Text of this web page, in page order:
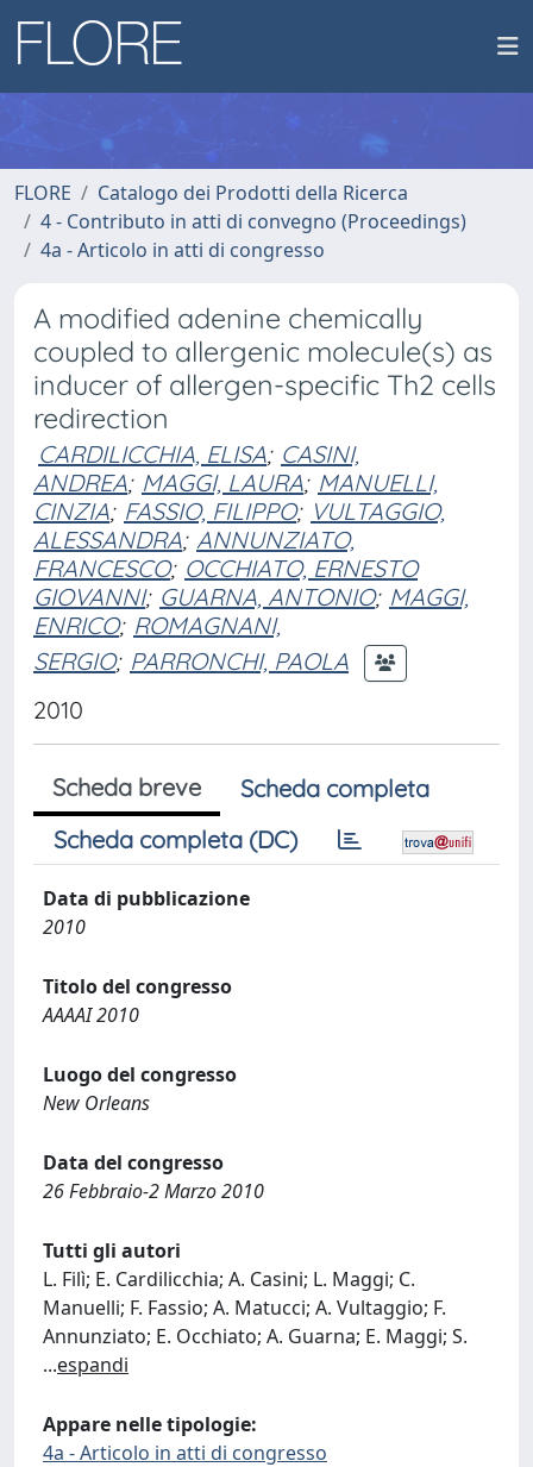
FLORE
Catalogo dei Prodotti della Ricerca
4 - Contributo in atti di convegno (Proceedings)
4a - Articolo in atti di congresso
A modified adenine chemically
coupled to allergenic molecule(s) as
inducer of allergen-specific Th2 cells
redirection
CARDILICCHIA, ELISA; CASINI,
ANDREA; MAGGI, LAURA; MANUELLI,
CINZIA; FASSIO, FILIPPO; VULTAGGIO,
ALESSANDRA; ANNUNZIATO,
FRANCESCO; OCCHIATO, ERNESTO
GIOVANNI; GUARNA, ANTONIO; MAGGI,
ENRICO; ROMAGNANI,
SERGIO; PARRONCHI, PAOLA
2010
Scheda breve
Scheda completa
Scheda completa (DC)
Data di pubblicazione
2010
Titolo del congresso
AAAAI 2010
Luogo del congresso
New Orleans
Data del congresso
26 Febbraio-2 Marzo 2010
Tutti gli autori
L. Filì; E. Cardilicchia; A. Casini; L. Maggi; C.
Manuelli; F. Fassio; A. Matucci; A. Vultaggio; F.
Annunziato; E. Occhiato; A. Guarna; E. Maggi; S.
...espandi
Appare nelle tipologie:
4a - Articolo in atti di congresso